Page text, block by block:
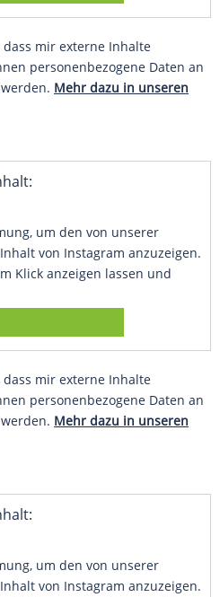
mir externe Inhalte
personenbezogene Daten an
Mehr dazu in unseren
um den von unserer
von Instagram anzuzeigen.
Klick anzeigen lassen und
mir externe Inhalte
personenbezogene Daten an
Mehr dazu in unseren
um den von unserer
von Instagram anzuzeigen.